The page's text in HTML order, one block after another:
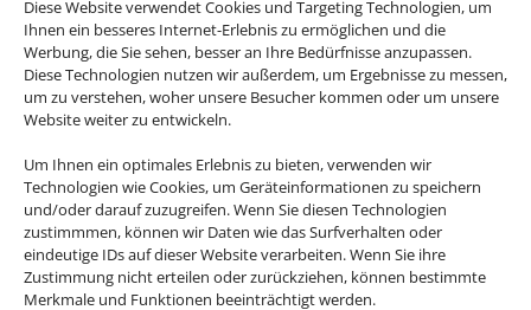
Diese Website verwendet Cookies und Targeting Technologien, um
Ihnen ein besseres Internet-Erlebnis zu ermöglichen und die
Werbung, die Sie sehen, besser an Ihre Bedürfnisse anzupassen.
Diese Technologien nutzen wir außerdem, um Ergebnisse zu messen,
um zu verstehen, woher unsere Besucher kommen oder um unsere
Website weiter zu entwickeln.
Um Ihnen ein optimales Erlebnis zu bieten, verwenden wir
Technologien wie Cookies, um Geräteinformationen zu speichern
und/oder darauf zuzugreifen. Wenn Sie diesen Technologien
zustimmmen, können wir Daten wie das Surfverhalten oder
eindeutige IDs auf dieser Website verarbeiten. Wenn Sie ihre
Zustimmung nicht erteilen oder zurückziehen, können bestimmte
Merkmale und Funktionen beeinträchtigt werden.